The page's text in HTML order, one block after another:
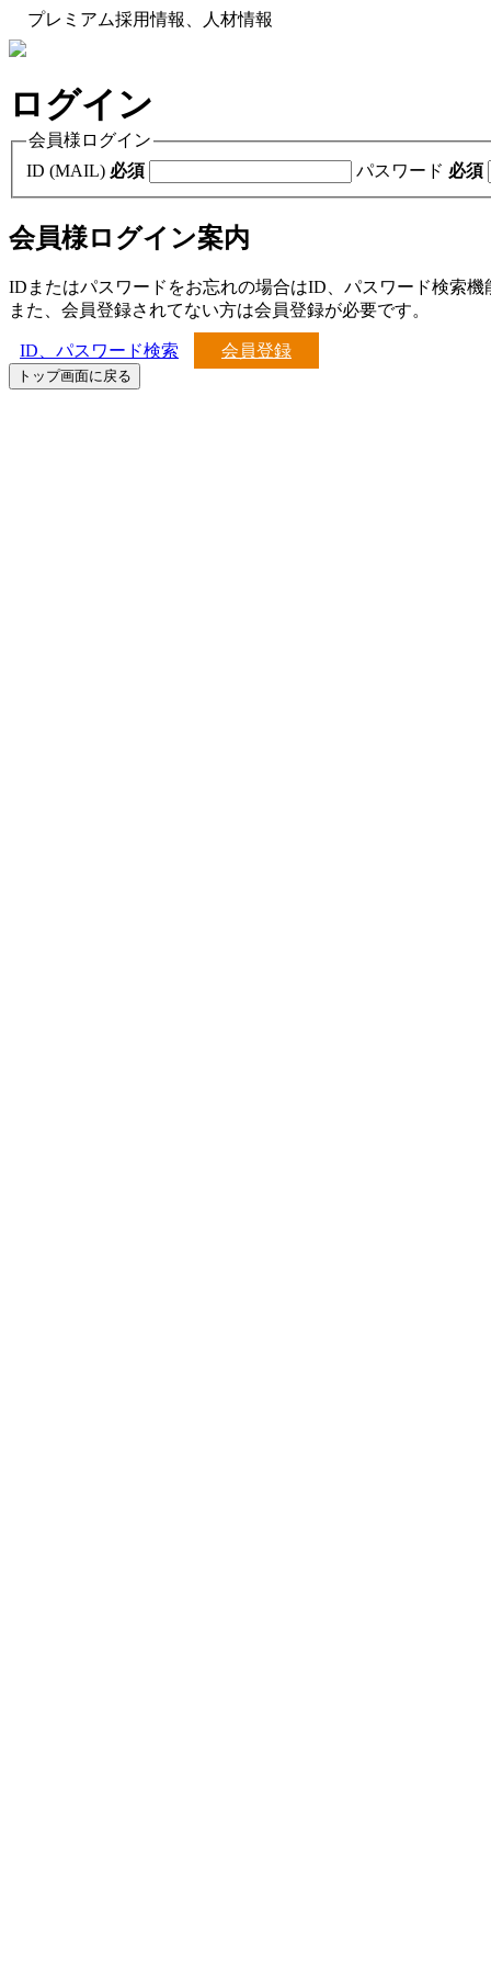
プレミアム採用情報、人材情報
ログイン
会員様ログイン
ID (MAIL) 必須 パスワード 必須
会員様ログイン案内
IDまたはパスワードをお忘れの場合はID、パスワード検索機
また、会員登録されてない方は会員登録が必要です。
ID、パスワード検索 会員登録
トップ画面に戻る